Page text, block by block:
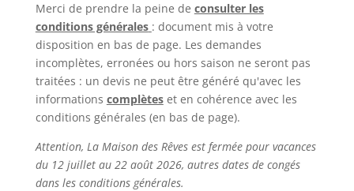
Merci de prendre la peine de consulter les
conditions générales : document mis à votre
disposition en bas de page. Les demandes
incomplètes, erronées ou hors saison ne seront pas
traitées : un devis ne peut être généré qu'avec les
informations complètes et en cohérence avec les
conditions générales (en bas de page).
Attention, La Maison des Rêves est fermée pour vacances
du 12 juillet au 22 août 2026, autres dates de congés
dans les conditions générales.